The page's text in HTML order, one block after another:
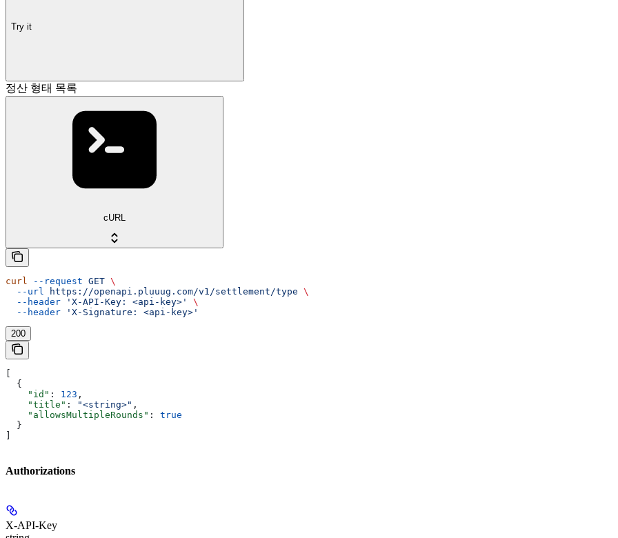
Try it
정산 형태 목록
cURL
curl --request GET \
  --url
https://openapi.pluuug.com/v1/settlement/type \
  --header
'X-API-Key: <api-key>'
\
  --header
'X-Signature: <api-key>'
200
  {
    "id"
: 123 ,
    "title"
: "<string>" ,
    "allowsMultipleRounds"
: true
  }
Authorizations
X-API-Key